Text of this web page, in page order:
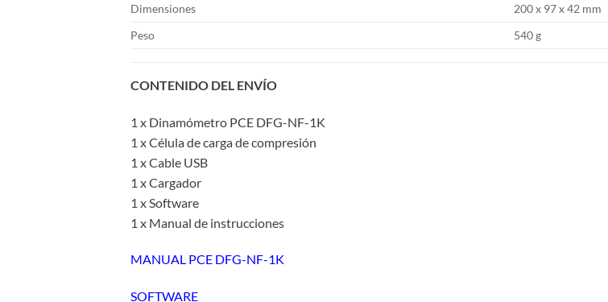
Dimensiones
200 x 97 x 42 mm
Peso
540 g
CONTENIDO DEL ENVÍO
1 x Dinamómetro PCE DFG-NF-1K
1 x Célula de carga de compresión
1 x Cable USB
1 x Cargador
1 x Software
1 x Manual de instrucciones
MANUAL PCE DFG-NF-1K
SOFTWARE